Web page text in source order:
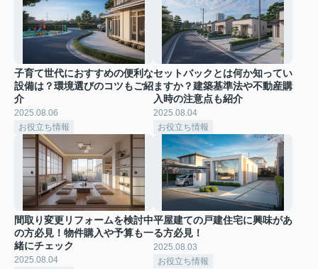
子育て世代におすすめの便利な
設備は？環境選びのコツもご紹
介
2025.08.06
お役立ち情報
セットバックとは何か知ってい
ますか？建築基準法や不動産購
入時の注意点も紹介
2025.08.04
お役立ち情報
間取り変更リフォームを検討中
の方必見！物件購入や予算も一
緒にチェック
2025.08.04
平屋建ての戸建住宅に興味があ
る方必見！
2025.08.03
お役立ち情報